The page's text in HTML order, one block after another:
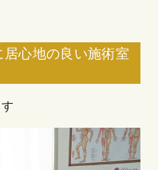
心地の良い施術室